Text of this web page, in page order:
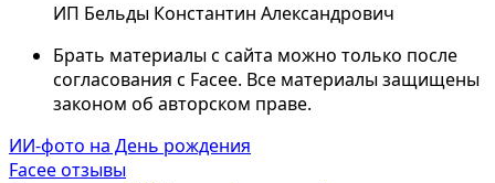
ИП Бельды Константин Александрович
Брать материалы с сайта можно только после
согласования с Facee. Все материалы защищены
законом об авторском праве.
ИИ-фото на День рождения
Facee отзывы